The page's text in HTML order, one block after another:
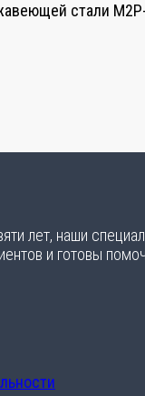
стали
лет, наши
и готовы